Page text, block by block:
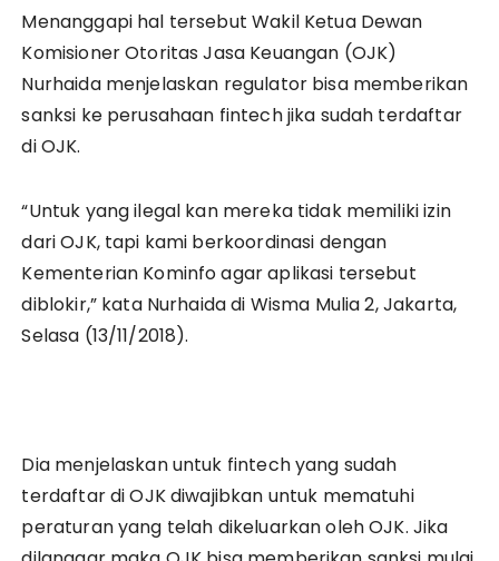
Menanggapi hal tersebut Wakil Ketua Dewan
Komisioner Otoritas Jasa Keuangan (OJK)
Nurhaida menjelaskan regulator bisa memberikan
sanksi ke perusahaan fintech jika sudah terdaftar
di OJK.
“Untuk yang ilegal kan mereka tidak memiliki izin
dari OJK, tapi kami berkoordinasi dengan
Kementerian Kominfo agar aplikasi tersebut
diblokir,” kata Nurhaida di Wisma Mulia 2, Jakarta,
Selasa (13/11/2018).
Dia menjelaskan untuk fintech yang sudah
terdaftar di OJK diwajibkan untuk mematuhi
peraturan yang telah dikeluarkan oleh OJK. Jika